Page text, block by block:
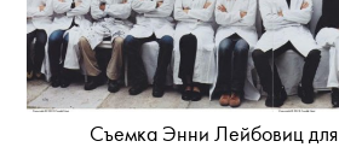
Съемка Энни Лейбовиц для